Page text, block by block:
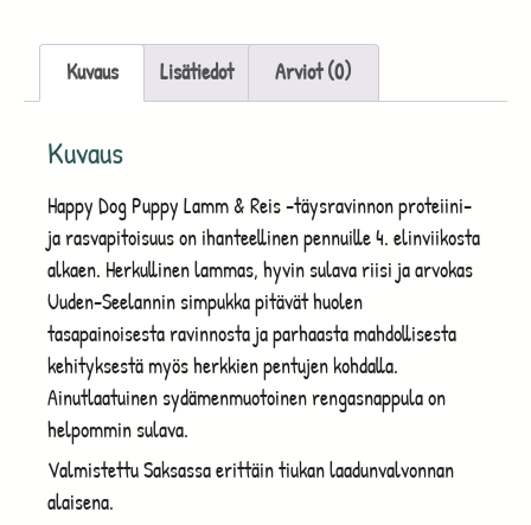
Kuvaus Lisätiedot Arviot (0)
Kuvaus
Happy Dog Puppy Lamm & Reis -täysravinnon proteiini-
ja rasvapitoisuus on ihanteellinen pennuille 4. elinviikosta
alkaen. Herkullinen lammas, hyvin sulava riisi ja arvokas
Uuden-Seelannin simpukka pitävät huolen
tasapainoisesta ravinnosta ja parhaasta mahdollisesta
kehityksestä myös herkkien pentujen kohdalla.
Ainutlaatuinen sydämenmuotoinen rengasnappula on
helpommin sulava.
Valmistettu Saksassa erittäin tiukan laadunvalvonnan
alaisena.